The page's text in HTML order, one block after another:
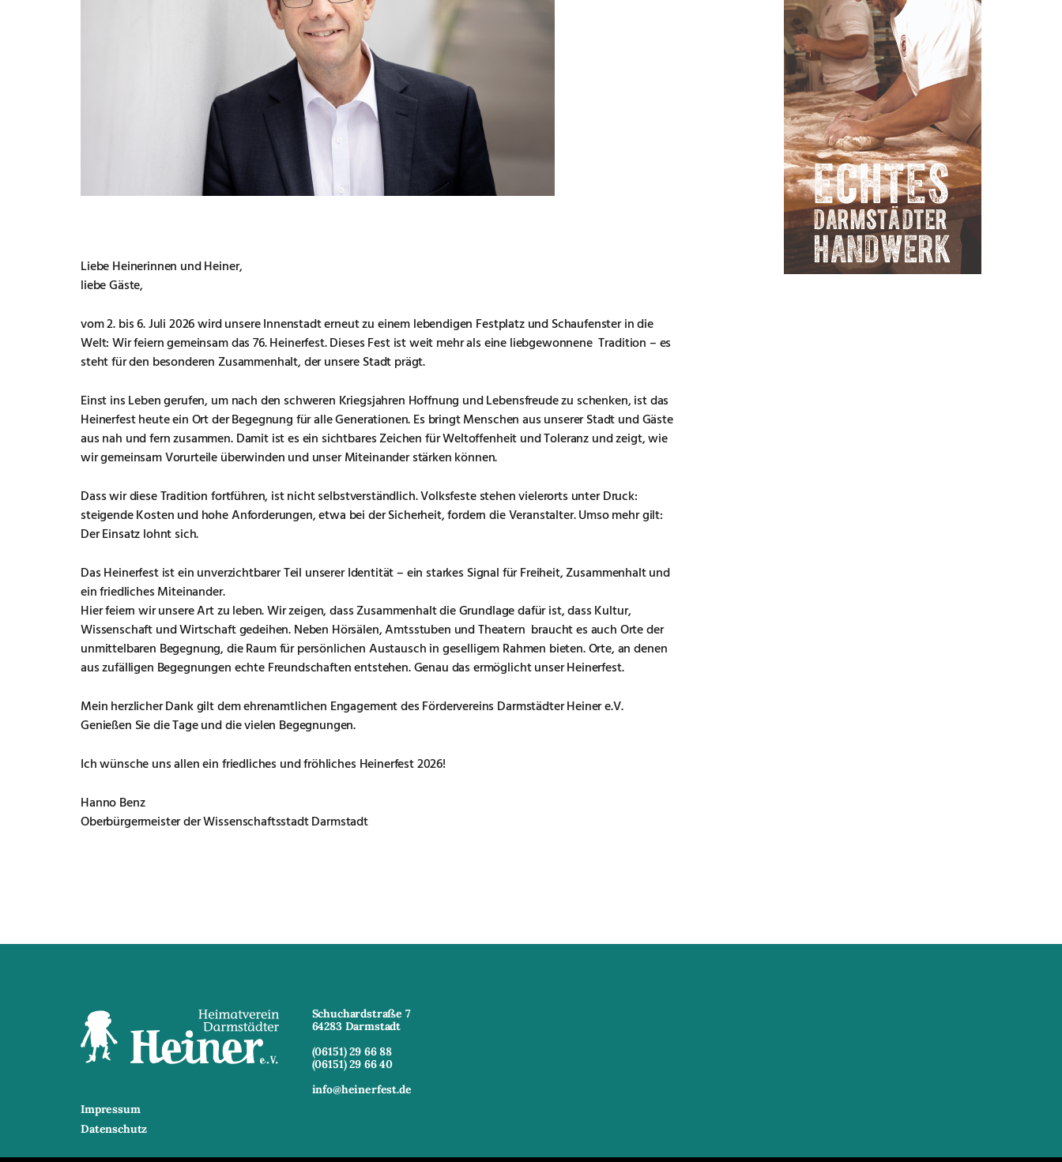
Liebe Heinerinnen und Heiner,
liebe Gäste,
vom 2. bis 6. Juli 2026 wird unsere Innenstadt erneut zu einem lebendigen Festplatz und Schaufenster in die
Welt: Wir feiern gemeinsam das 76. Heinerfest. Dieses Fest ist weit mehr als eine liebgewonnene Tradition – es
steht für den besonderen Zusammenhalt, der unsere Stadt prägt.
Einst ins Leben gerufen, um nach den schweren Kriegsjahren Hoffnung und Lebensfreude zu schenken, ist das
Heinerfest heute ein Ort der Begegnung für alle Generationen. Es bringt Menschen aus unserer Stadt und Gäste
aus nah und fern zusammen. Damit ist es ein sichtbares Zeichen für Weltoffenheit und Toleranz und zeigt, wie
wir gemeinsam Vorurteile überwinden und unser Miteinander stärken können.
Dass wir diese Tradition fortführen, ist nicht selbstverständlich. Volksfeste stehen vielerorts unter Druck:
steigende Kosten und hohe Anforderungen, etwa bei der Sicherheit, fordern die Veranstalter. Umso mehr gilt:
Der Einsatz lohnt sich.
Das Heinerfest ist ein unverzichtbarer Teil unserer Identität – ein starkes Signal für Freiheit, Zusammenhalt und
ein friedliches Miteinander.
Hier feiern wir unsere Art zu leben. Wir zeigen, dass Zusammenhalt die Grundlage dafür ist, dass Kultur,
Wissenschaft und Wirtschaft gedeihen. Neben Hörsälen, Amtsstuben und Theatern braucht es auch Orte der
unmittelbaren Begegnung, die Raum für persönlichen Austausch in geselligem Rahmen bieten. Orte, an denen
aus zufälligen Begegnungen echte Freundschaften entstehen. Genau das ermöglicht unser Heinerfest.
Mein herzlicher Dank gilt dem ehrenamtlichen Engagement des Fördervereins Darmstädter Heiner e.V.
Genießen Sie die Tage und die vielen Begegnungen.
Ich wünsche uns allen ein friedliches und fröhliches Heinerfest 2026!
Hanno Benz
Oberbürgermeister der Wissenschaftsstadt Darmstadt
Impressum
Datenschutz
Schuchardstraße 7
64283 Darmstadt
(06151) 29 66 88
(06151) 29 66 40
info@heinerfest.de